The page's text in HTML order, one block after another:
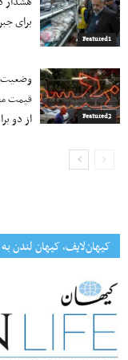
Featured1
برای
Featured2
وضعیت
قیمت
از دو
کیهان‌لایف، کیهان لندن